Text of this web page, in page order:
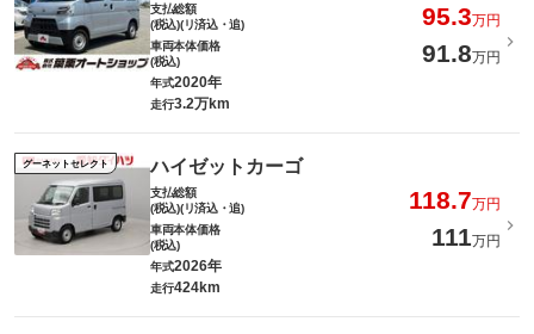
支払総額
(税込)(リ済込・追)
95.3万円
車両本体価格
(税込)
91.8万円
年式2020年
走行3.2万km
グーネットセレクト ハイゼットカーゴ
支払総額
(税込)(リ済込・追)
118.7万円
車両本体価格
(税込)
111万円
年式2026年
走行424km